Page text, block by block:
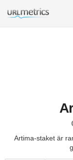
Artima-staket är